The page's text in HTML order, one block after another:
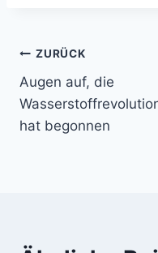
ZURÜCK
Augen auf, die
hat begonnen